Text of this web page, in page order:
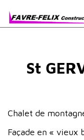
St
Chalet de
Façade en « vieux